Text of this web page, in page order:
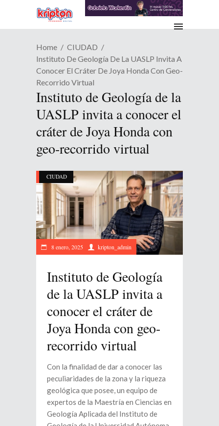
Home
CIUDAD
Instituto De Geología De La UASLP Invita A
Conocer El Cráter De Joya Honda Con Geo-
Recorrido Virtual
Instituto de Geología de la
UASLP invita a conocer el
cráter de Joya Honda con
geo-recorrido virtual
CIUDAD
8 enero, 2025 kripton_admin
Instituto de Geología
de la UASLP invita a
conocer el cráter de
Joya Honda con geo-
recorrido virtual
Con la finalidad de dar a conocer las
peculiaridades de la zona y la riqueza
geológica que posee, un equipo de
expertos de la Maestría en Ciencias en
Geología Aplicada del Instituto de